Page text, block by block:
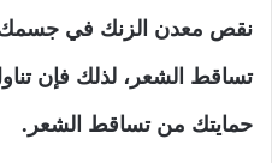
نقص معدن الزنك في جسمك
تساقط الشعر، لذلك فإن
حمايتك من تساقط الشعر.